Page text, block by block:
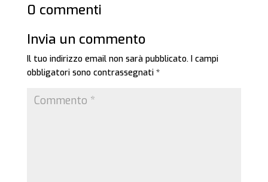
0 commenti
Invia un commento
Il tuo indirizzo email non sarà pubblicato. I campi
obbligatori sono contrassegnati *